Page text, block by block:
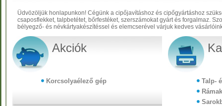
Üdvözöljük honlapunkon! Cégünk a cipőjavításhoz és cipőgyártáshoz
csaposflekket, talpbetétet, bőrfestéket, szerszámokat gyárt és forgalmaz.
bélyegző- és névkártyakészítéssel és elemcserével várjuk kedves
Akciók
Korcsolyaélező gép
Talp-